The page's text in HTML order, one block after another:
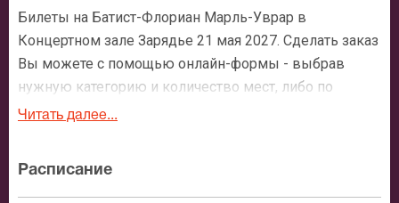
Билеты на Батист-Флориан Марль-Уврар в
Концертном зале Зарядье 21 мая 2027. Сделать заказ
Вы можете с помощью онлайн-формы - выбрав
нужную категорию и количество мест, либо по
нашему номеру телефона: +7 (495) 921-35-00. После
мероприятии, о расположении мест в зрительном
Читать далее...
Расписание